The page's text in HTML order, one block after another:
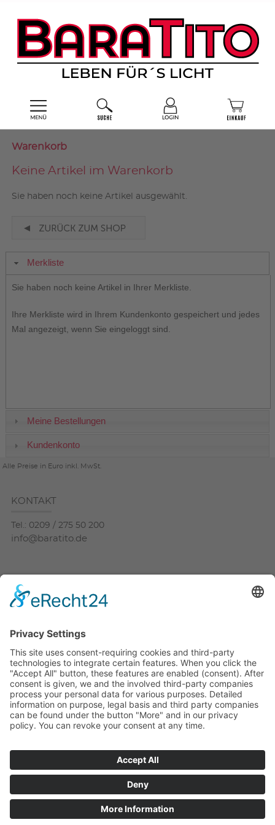
Warenkorb
Keine Artikel im Warenkorb
Sie haben noch keine Artikel ausgewählt.
Merkliste
Sie haben noch keine Artikel in Ihrer Merkliste.
Ihre Merkliste wird in Ihrem Kundenkonto gespeichert und jedes
Mal angezeigt, wenn Sie eingeloggt sind.
Meine Bestellungen
Kundenkonto
Alle Preise in Euro inkl. MwSt.
KONTAKT
Tel.: 0209 / 275 50 200
info@baratito.de
VERSANDPARTNER
ZAHLARTEN
SERVICE
Herstellerliste
Vertrag widerrufen
Zahlung und Versand